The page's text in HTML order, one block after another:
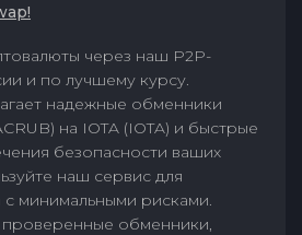
через наш P2P-
и по лучшему курсу.
надежные обменники
на IOTA (IOTA) и быстрые
безопасности ваших
наш сервис для
минимальными рисками.
обменники,